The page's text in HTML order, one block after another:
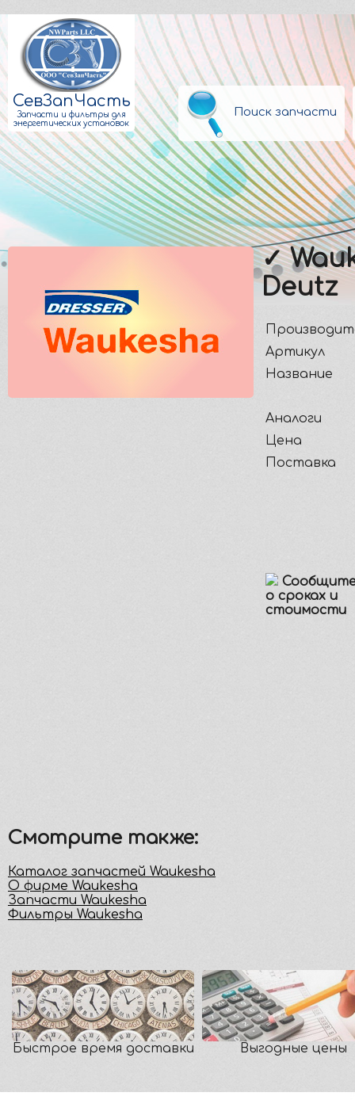
СевЗапЧасть
Запчасти и фильтры для
энергетических установок
Поиск запчасти
✓
Deutz
Артикул
Название
Аналоги
Цена
Поставка
о сроках и
стоимости
Смотрите также:
Каталог запчастей Waukesha
О фирме Waukesha
Запчасти Waukesha
Фильтры Waukesha
Быстрое время доставки Выгодные цены